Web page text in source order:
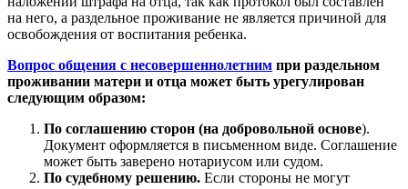
на него, а раздельное проживание не является причиной для
освобождения от воспитания ребенка.
Вопрос общения с несовершеннолетним при раздельном
проживании матери и отца может быть урегулирован
следующим образом:
По соглашению сторон (на добровольной основе).
Документ оформляется в письменном виде. Соглашение
может быть заверено нотариусом или судом.
По судебному решению. Если стороны не могут